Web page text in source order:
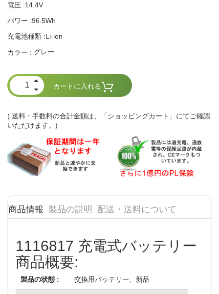
電圧 :14.4V
パワー :96.5Wh
充電池種類 :Li-ion
カラー : グレー
カートに入れる
( 送料・手数料の合計金額は、「ショッピングカート」にてご確認
いただけます。)
商品情報 製品の説明 配送・送料について
1116817 充電式バッテリー
商品概要:
製品の状態 : 交換用バッテリー、新品